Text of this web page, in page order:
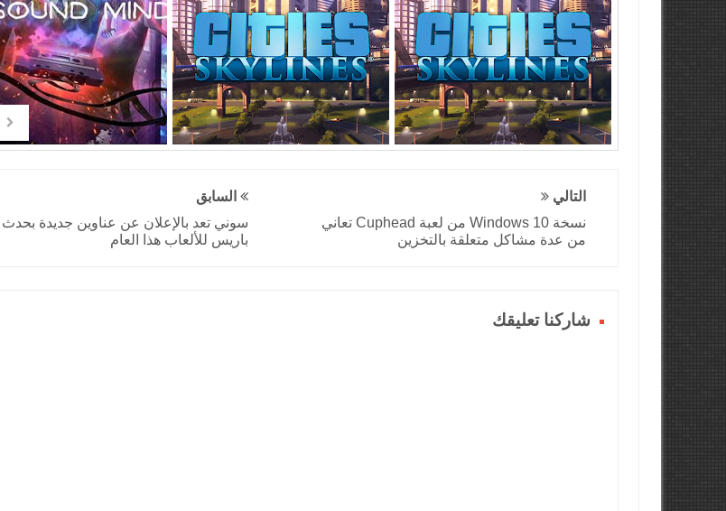
التالي
نسخة Windows 10 من لعبة Cuphead تعاني
من عدة مشاكل متعلقة بالتخزين
السابق
سوني تعد بالإعلان عن عناوين جديدة بحدث
باريس للألعاب هذا العام
شاركنا تعليقك